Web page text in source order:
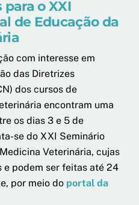
o XXI
de Educação da
com interesse em
das Diretrizes
dos cursos de
encontram uma
os dias 3 e 5 de
se do XXI Seminário
Veterinária, cujas
e podem ser feitas até 24
por meio do portal da